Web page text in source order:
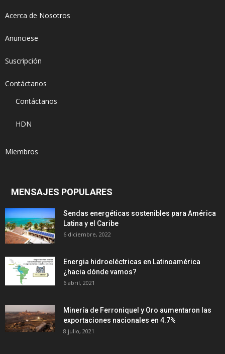
Acerca de Nosotros
Anunciese
Suscripción
Contáctanos
Contáctanos
HDN
Miembros
MENSAJES POPULARES
Sendas energéticas sostenibles para América
Latina y el Caribe
6 diciembre, 2022
Energia hidroeléctricas en Latinoamérica
¿hacia dónde vamos?
6 abril, 2021
Minería de Ferroniquel y Oro aumentaron las
exportaciones nacionales en 4.7%
8 julio, 2021